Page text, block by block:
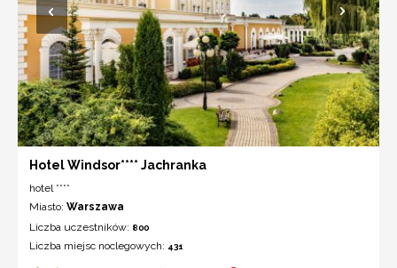
Hotel Windsor**** Jachranka
hotel ****
Miasto: Warszawa
Liczba uczestników: 800
Liczba miejsc noclegowych: 431